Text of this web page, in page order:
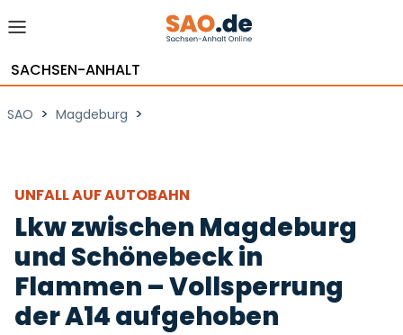
SACHSEN-ANHALT
SAO > Magdeburg >
UNFALL AUF AUTOBAHN
Lkw zwischen Magdeburg
und Schönebeck in
Flammen – Vollsperrung
der A14 aufgehoben